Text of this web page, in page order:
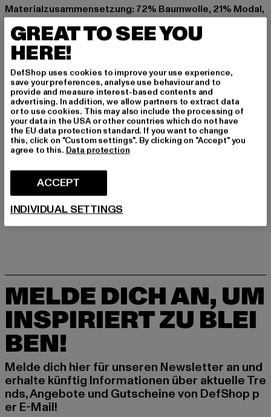
Materialzusammensetzung: 72% Baumwolle, 21% Modal,
5% Polyester, 2% Elasthan
Art.Nr: WB689207-05016
Hersteller: United People GmbH |
commerciale@replayjeans.com
VIA MARCOA 1 | 31011 Asolo | IT
GRÖSSE & PASSFORM
LIEFERUNG & RÜCKGABE
MELDE DICH AN, UM
INSPIRIERT ZU BLEI
BEN!
Melde dich hier für unseren Newsletter an und
erhalte künftig Informationen über aktuelle Tre
nds, Angebote und Gutscheine von DefShop p
er E-Mail!
GREAT TO SEE YOU
HERE!
DefShop uses cookies to improve your use experience,
save your preferences, analyse use behaviour and to
provide and measure interest-based contents and
advertising. In addition, we allow partners to extract data
or to use cookies. This may also include the processing of
your data in the USA or other countries which do not have
the EU data protection standard. If you want to change
this, click on "Custom settings". By clicking on "Accept" you
agree to this. Data protection
ACCEPT
INDIVIDUAL SETTINGS